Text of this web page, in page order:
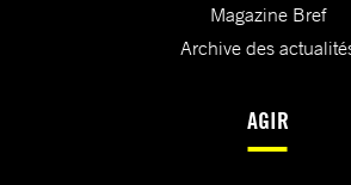
Magazine Bref
Archive des
AGIR